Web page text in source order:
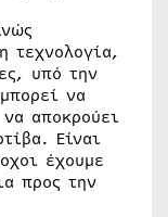
τεχνολογία,
υπό την
να
αποκρούει
Είναι
έχουμε
προς την